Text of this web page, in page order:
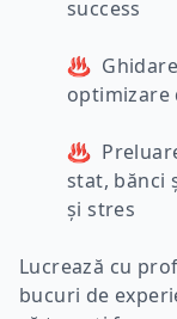
success
♨ Ghidare
optimizare
♨
stat, bănci
și stres
Lucrează cu
bucuri de